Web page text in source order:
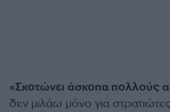
«Σκοτώνει άσκοπα πολλούς
δεν μιλάω μόνο για